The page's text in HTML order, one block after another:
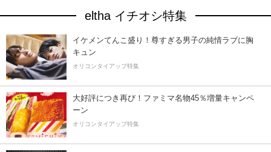
eltha イチオシ特集
イケメンてんこ盛り！尊すぎる男子の純情ラブに胸
キュン
オリコンタイアップ特集
大好評につき再び！ファミマ名物45％増量キャンペ
ーン
オリコンタイアップ特集